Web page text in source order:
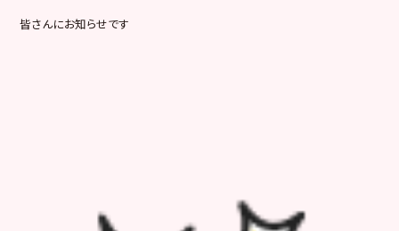
皆さんにお知らせです